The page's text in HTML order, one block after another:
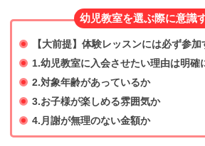
幼児教室を選ぶ際に意識
【大前提】体験レッスンには必ず参加
1.幼児教室に入会させたい理由は明確
2.対象年齢があっているか
3.お子様が楽しめる雰囲気か
4.月謝が無理のない金額か